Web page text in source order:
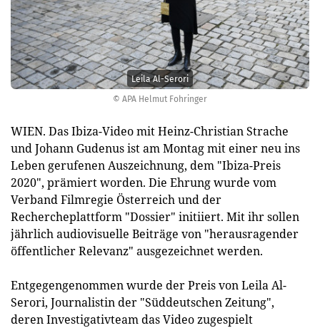
© APA Helmut Fohringer
Leila Al-Serori
WIEN. Das Ibiza-Video mit Heinz-Christian Strache
und Johann Gudenus ist am Montag mit einer neu ins
Leben gerufenen Auszeichnung, dem "Ibiza-Preis
2020", prämiert worden. Die Ehrung wurde vom
Verband Filmregie Österreich und der
Rechercheplattform "Dossier" initiiert. Mit ihr sollen
jährlich audiovisuelle Beiträge von "herausragender
öffentlicher Relevanz" ausgezeichnet werden.
Entgegengenommen wurde der Preis von Leila Al-
Serori, Journalistin der "Süddeutschen Zeitung",
deren Investigativteam das Video zugespielt